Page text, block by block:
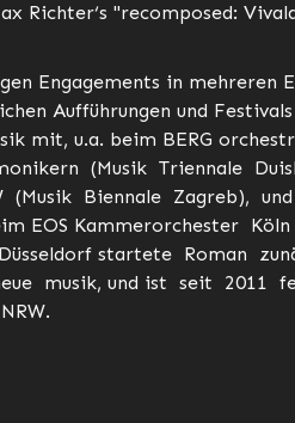
Richter‘s "recomposed:
Engagements in mehreren
Aufführungen und Festivals
mit, u.a. beim BERG
(Musik Triennale
(Musik Biennale Zagreb),
EOS Kammerorchester
startete Roman
musik, und ist seit 2011